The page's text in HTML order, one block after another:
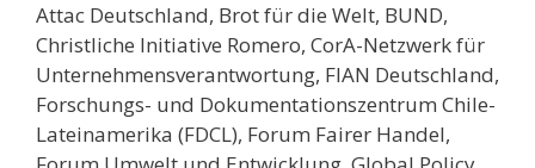
Attac Deutschland, Brot für die Welt, BUND,
Christliche Initiative Romero, CorA-Netzwerk für
Unternehmensverantwortung, FIAN Deutschland,
Forschungs- und Dokumentationszentrum Chile-
Lateinamerika (FDCL), Forum Fairer Handel,